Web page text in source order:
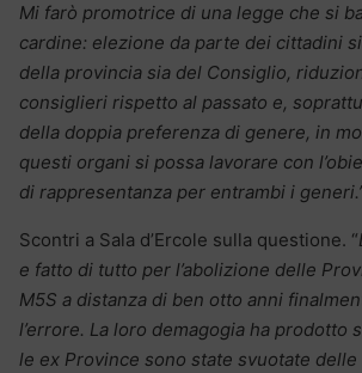
Mi farò promotrice di una legge che si
cardine: elezione da parte dei cittadini
della provincia sia del Consiglio,
consiglieri rispetto al passato e,
della doppia preferenza di genere, in
questi organi si possa lavorare con
di rappresentanza per entrambi i
Scontri a Sala d’Ercole sulla questione. “
e fatto di tutto per l’abolizione delle
M5S a distanza di ben otto anni
l’errore. La loro demagogia ha prodotto
le ex Province sono state svuotate